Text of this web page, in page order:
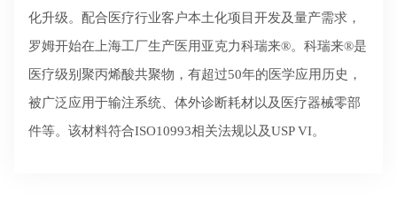
化升级。配合医疗行业客户本土化项目开发及量产需求，
罗姆开始在上海工厂生产医用亚克力科瑞来®。科瑞来®是
医疗级别聚丙烯酸共聚物，有超过50年的医学应用历史，
被广泛应用于输注系统、体外诊断耗材以及医疗器械零部
件等。该材料符合ISO10993相关法规以及USP VI。